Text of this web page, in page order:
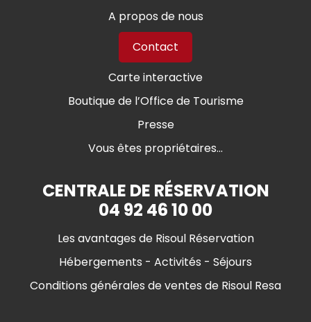
A propos de nous
Contact
Carte interactive
Boutique de l’Office de Tourisme
Presse
Vous êtes propriétaires...
CENTRALE DE RÉSERVATION
04 92 46 10 00
Les avantages de Risoul Réservation
Hébergements - Activités - Séjours
Conditions générales de ventes de Risoul Resa